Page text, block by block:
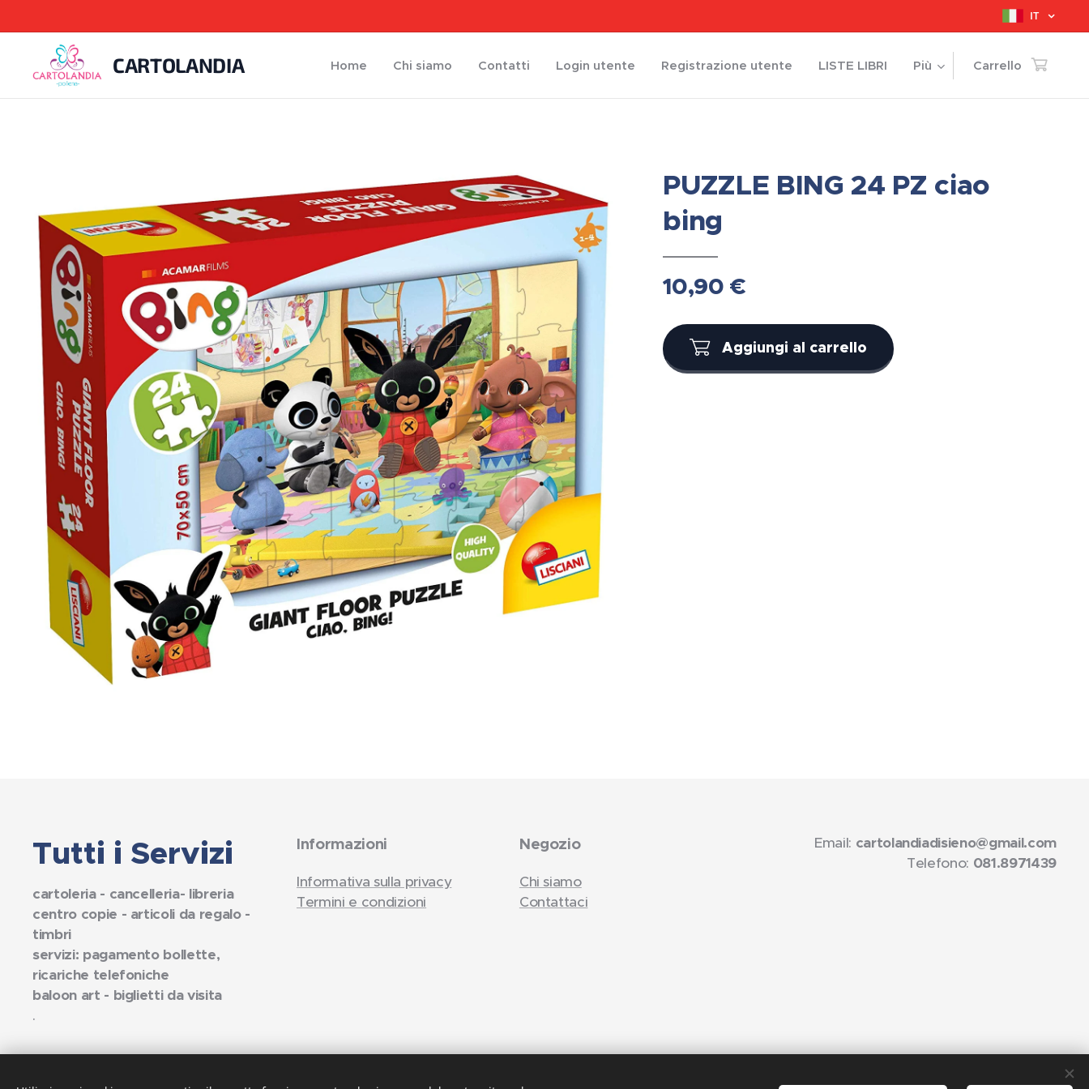
IT
CARTOLANDIA Home Chi siamo Contatti Login utente Registrazione utente LISTE LIBRI Più Carrello
PUZZLE BING 24 PZ ciao
bing
10,90 €
Aggiungi al carrello
Tutti i Servizi
cartoleria - cancelleria- libreria
centro copie - articoli da regalo -
timbri
servizi: pagamento bollette,
ricariche telefoniche
baloon art - biglietti da visita
.
Informazioni
Informativa sulla privacy
Termini e condizioni
Negozio
Chi siamo
Contattaci
Email: cartolandiadisieno@gmail.com
Telefono: 081.8971439